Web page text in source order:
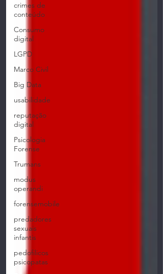
crimes de
conteúdo
Consumo
digital
LGPD
Marco Civil
Big Data
usabilidade
reputação
digital
Psicologia
Forense
Trumans
modus
operandi
forensemobile
predadores
sexuais
infantis
pedofilicos
psicopatas